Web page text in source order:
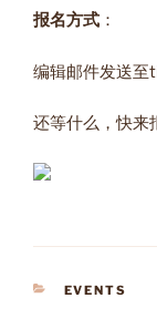
报名方式 ：
编辑邮件发送
还等什么，快来
EVENTS